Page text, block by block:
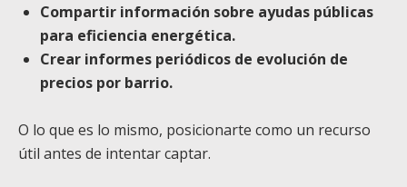
Compartir información sobre ayudas públicas
para eficiencia energética.
Crear informes periódicos de evolución de
precios por barrio.
O lo que es lo mismo, posicionarte como un recurso
útil antes de intentar captar.